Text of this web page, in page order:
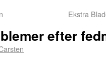
Ekstra
efter